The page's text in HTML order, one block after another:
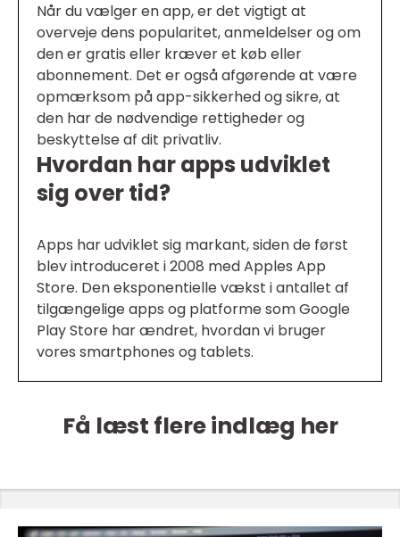
Når du vælger en app, er det vigtigt at
overveje dens popularitet, anmeldelser og om
den er gratis eller kræver et køb eller
abonnement. Det er også afgørende at være
opmærksom på app-sikkerhed og sikre, at
den har de nødvendige rettigheder og
beskyttelse af dit privatliv.
Hvordan har apps udviklet
sig over tid?
Apps har udviklet sig markant, siden de først
blev introduceret i 2008 med Apples App
Store. Den eksponentielle vækst i antallet af
tilgængelige apps og platforme som Google
Play Store har ændret, hvordan vi bruger
vores smartphones og tablets.
Få læst flere indlæg her